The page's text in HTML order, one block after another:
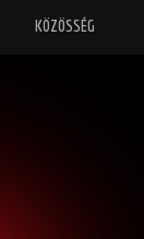
KÖZÖSSÉG